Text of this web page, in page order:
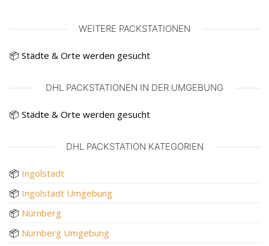
WEITERE PACKSTATIONEN
📦 Städte & Orte werden gesucht
DHL PACKSTATIONEN IN DER UMGEBUNG
📦 Städte & Orte werden gesucht
DHL PACKSTATION KATEGORIEN
📦 Ingolstadt
📦 Ingolstadt Umgebung
📦 Nürnberg
📦 Nürnberg Umgebung